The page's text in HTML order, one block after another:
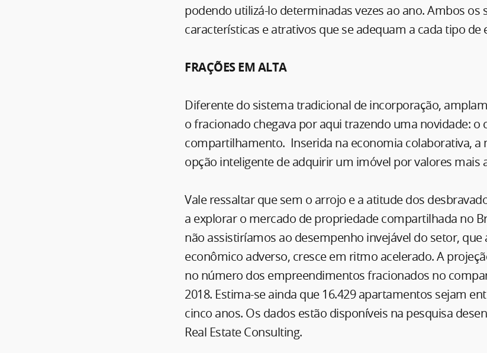
podendo utilizá-lo determinadas vezes ao ano. Ambos os
características e atrativos que se adequam a cada tipo
FRAÇÕES EM ALTA
Diferente do sistema tradicional de incorporação,
o fracionado chegava por aqui trazendo uma novidade: o
compartilhamento. Inserida na economia colaborativa,
opção inteligente de adquirir um imóvel por valores mais
Vale ressaltar que sem o arrojo e a atitude dos
a explorar o mercado de propriedade compartilhada no
não assistiríamos ao desempenho invejável do setor, que
econômico adverso, cresce em ritmo acelerado. A
no número dos empreendimentos fracionados no
2018. Estima-se ainda que 16.429 apartamentos sejam
cinco anos. Os dados estão disponíveis na pesquisa
Real Estate Consulting.